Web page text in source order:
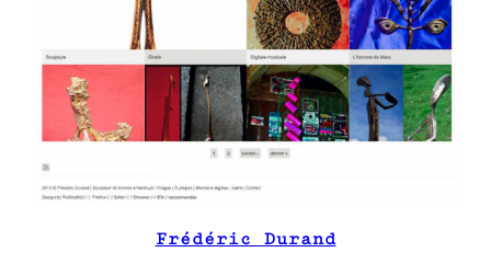
Frédéric Durand